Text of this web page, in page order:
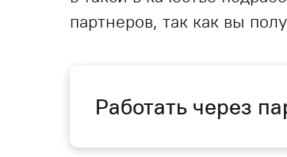
партнеров, так как вы
Работать через